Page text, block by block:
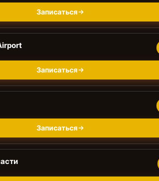
Записаться
Записаться
Записаться